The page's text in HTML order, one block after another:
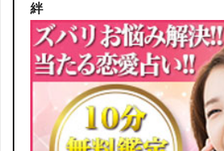
絆